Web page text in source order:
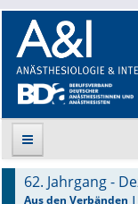
Suche
62. Jahrgang -
Aus den Verbänden